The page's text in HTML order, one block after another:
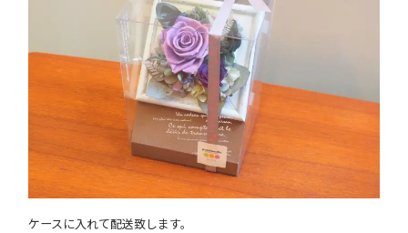
ケースに入れて配送致します。